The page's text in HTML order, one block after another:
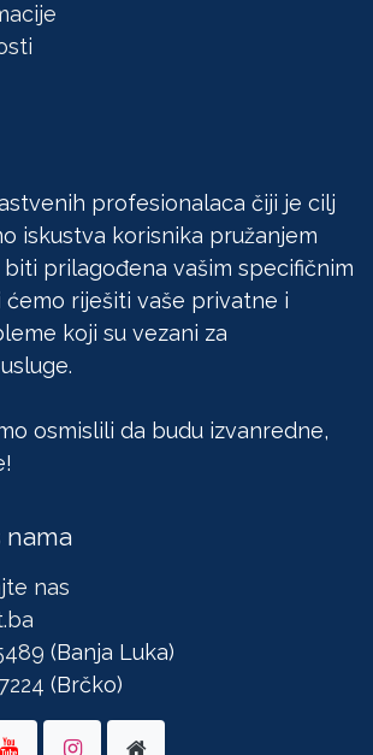
profesionalaca čiji je cilj
iskustva korisnika pružanjem
prilagođena vašim specifičnim
ćemo riješiti vaše privatne i
koji su vezani za
osmislili da budu izvanredne,
nama
nas
(Banja Luka)
(Brčko)